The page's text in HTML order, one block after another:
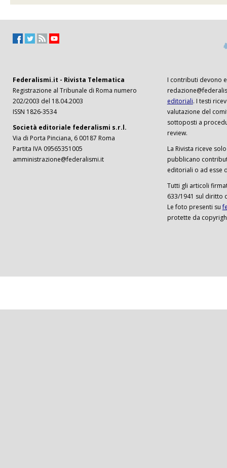
Federalismi.it - Rivista Telematica
Registrazione al Tribunale di Roma numero
202/2003 del 18.04.2003
ISSN 1826-3534
Società editoriale federalismi s.r.l.
Via di Porta Pinciana, 6 00187 Roma
Partita IVA 09565351005
amministrazione@federalismi.it
I contributi devono
editoriali. I testi
valutazione del
sottoposti a
review.
La Rivista riceve
pubblicano
editoriali o ad esse
Tutti gli articoli
633/1941 sul diritto
Le foto presenti su
protette da